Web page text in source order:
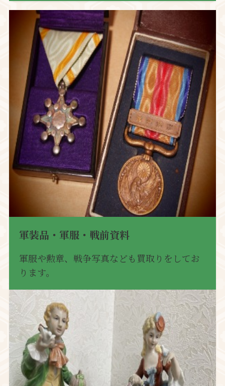
軍装品・軍服・戦前資料
軍服や勲章、戦争写真なども買取りをしてお
ります。